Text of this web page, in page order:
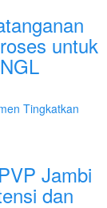
untuk
Jambi
dan